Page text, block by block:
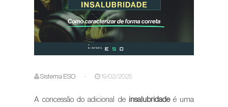
Sistema ESO - 19/02/2025
A concessão do adicional de insalubridade é uma